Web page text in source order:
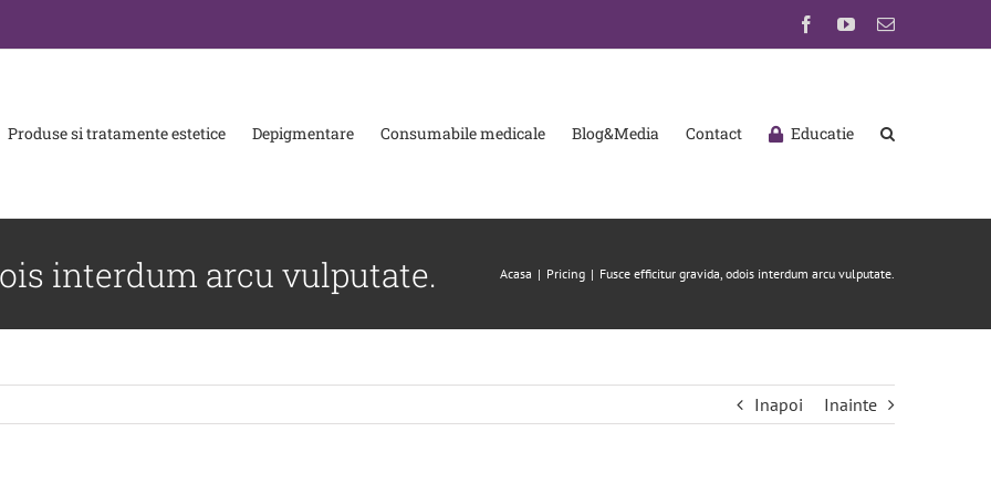
FacebookYouTube
E-
Produse si tratamente estetice Depigmentare Consumabile medicale Blog&Media Contact Educatie
interdum arcu vulputate. Acasa Pricing Fusce efficitur gravida, odois interdum arcu vulputate.
Inapoi Inainte